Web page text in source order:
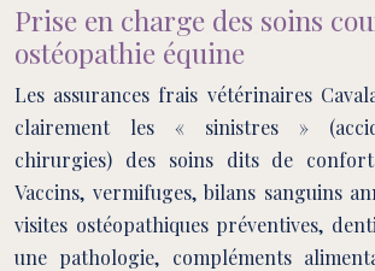
Prise en charge des soins
ostéopathie équine
Les assurances frais vétérinaires
clairement les « sinistres »
chirurgies) des soins dits de
Vaccins, vermifuges, bilans sanguins
visites ostéopathiques préventives,
une pathologie, compléments